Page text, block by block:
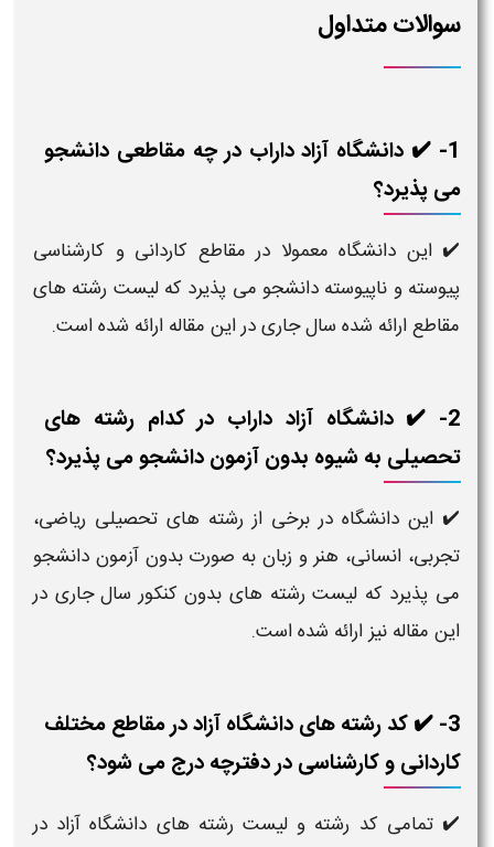
سوالات متداول
1- ✔️ دانشگاه آزاد داراب در چه مقاطعی دانشجو
می پذیرد؟
✔️ این دانشگاه معمولا در مقاطع کاردانی و کارشناسی
پیوسته و ناپیوسته دانشجو می پذیرد که لیست رشته های
مقاطع ارائه شده سال جاری در این مقاله ارائه شده است.
2- ✔️ دانشگاه آزاد داراب در کدام رشته های
تحصیلی به شیوه بدون آزمون دانشجو می پذیرد؟
✔️ این دانشگاه در برخی از رشته های تحصیلی ریاضی،
تجربی، انسانی، هنر و زبان به صورت بدون آزمون دانشجو
می پذیرد که لیست رشته های بدون کنکور سال جاری در
این مقاله نیز ارائه شده است.
3- ✔️ کد رشته های دانشگاه آزاد در مقاطع مختلف
کاردانی و کارشناسی در دفترچه درج می شود؟
✔️ تمامی کد رشته و لیست رشته های دانشگاه آزاد در